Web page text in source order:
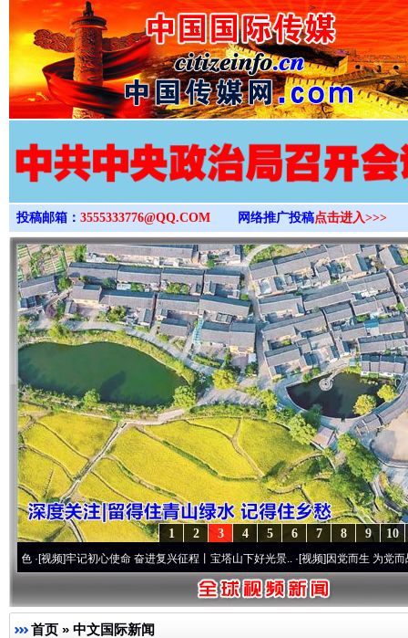
>
投稿邮箱： 3555333776@QQ.COM 网络推广投稿点击进入>>>
10
9
8
7
6
5
4
3
2
1
牢记初心使命 奋进复兴征程丨宝塔山下好光景..·[视频]因党而生 为党而战——百年
首页 » 中文国际新闻